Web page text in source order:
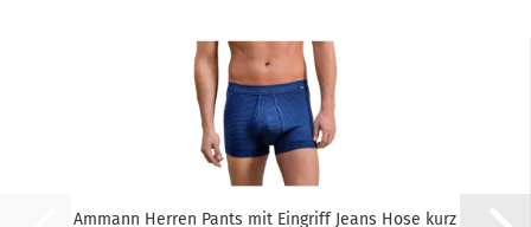
Ammann Herren Pants mit Eingriff Jeans Hose kurz